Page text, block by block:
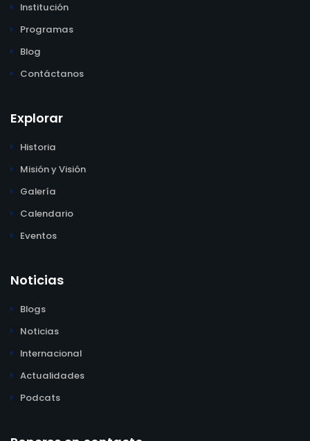
Institución
Programas
Blog
Contáctanos
Explorar
Historia
Misión y Visión
Galería
Calendario
Eventos
Noticias
Blogs
Noticias
Internacional
Actualidades
Podcats